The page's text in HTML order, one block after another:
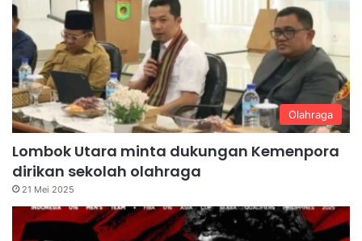
Olahraga
Lombok Utara minta dukungan Kemenpora
dirikan sekolah olahraga
21 Mei 2025